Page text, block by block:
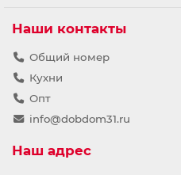
Наши контакты
Общий номер
Кухни
Опт
info@dobdom31.ru
Наш адрес